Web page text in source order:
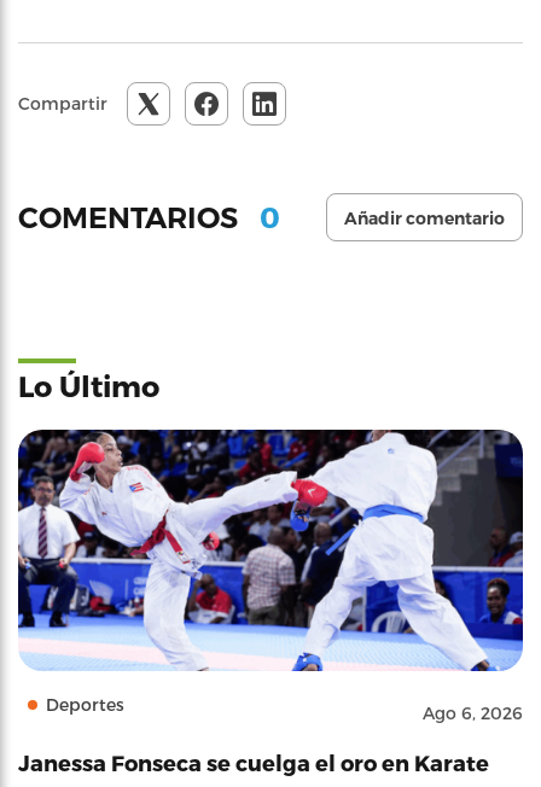
Compartir
COMENTARIOS 0 Añadir comentario
Lo Último
Deportes Ago 6, 2026
Janessa Fonseca se cuelga el oro en Karate